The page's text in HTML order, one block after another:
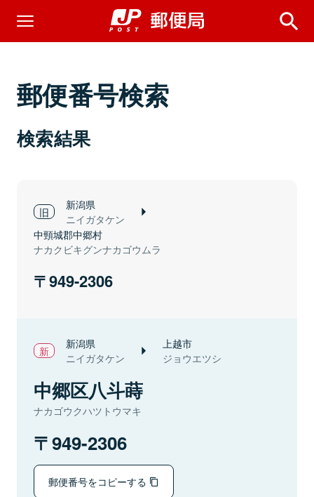
郵便番号検索
検索結果
新潟県
ニイガタケン
中頸城郡中郷村
ナカクビキグンナカゴウムラ
949-2306
新潟県
ニイガタケン
上越市
ジョウエツシ
中郷区八斗蒔
ナカゴウクハツトウマキ
949-2306
郵便番号をコピーする